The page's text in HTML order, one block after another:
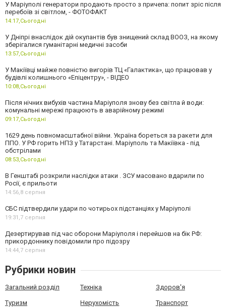
У Маріуполі генератори продають просто з причепа: попит зріс після
перебоїв зі світлом, - ФОТОФАКТ
14:17,Сьогодні
У Дніпрі внаслідок дій окупантів був знищений склад ВООЗ, на якому
зберігалися гуманітарні медичні засоби
13:57,Сьогодні
У Макіївці майже повністю вигорів ТЦ «Галактика», що працював у
будівлі колишнього «Епіцентру», - ВІДЕО
10:08,Сьогодні
Після нічних вибухів частина Маріуполя знову без світла й води:
комунальні мережі працюють в аварійному режимі
09:17,Сьогодні
1629 день повномасштабної війни. Україна бореться за ракети для
ППО. У РФ горить НПЗ у Татарстані. Маріуполь та Макіївка - під
обстрілами
08:53,Сьогодні
В Генштабі розкрили наслідки атаки . ЗСУ масовано вдарили по
Росії, є прильоти
14:56,8 серпня
СБС підтвердили удари по чотирьох підстанціях у Маріуполі
19:31,7 серпня
Дезертирував під час оборони Маріуполя і перейшов на бік РФ:
прикордоннику повідомили про підозру
14:44,7 серпня
Рубрики новин
Загальний розділ Техніка Здоров'я
Туризм Нерухомість Транспорт